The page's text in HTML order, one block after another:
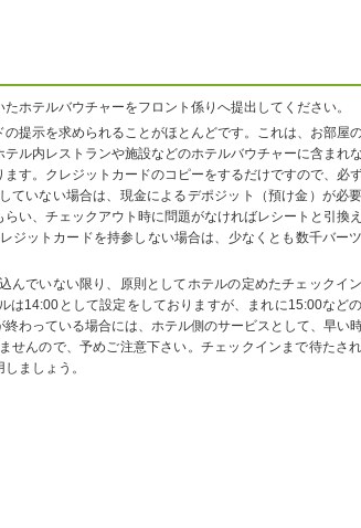
ホテルバウチャーをフロント係りへ提出してください。
提示を求められることがほとんどです。これは、お部屋
ル内レストランや施設などのホテルバウチャーに含まれ
す。クレジットカードのコピーをするだけですので、必
いない場合は、現金によるデポジット（預け金）が必
い、チェックアウト時に問題がなければレシートと引換
ットカードを持参しない場合は、少なくとも数千バー
んでいない限り、原則としてホテルの定めたチェックイ
14:00として設定をしておりますが、まれに15:00など
わっている場合には、ホテル側のサービスとして、早い
せんので、予めご注意下さい。チェックインまで待たさ
ましょう。